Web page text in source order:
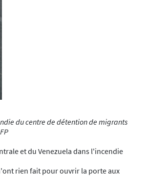
du centre de détention de migrants
et du Venezuela dans l'incendie
rien fait pour ouvrir la porte aux